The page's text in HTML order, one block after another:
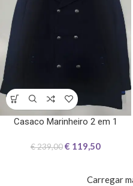
Casaco Marinheiro 2 em 1
€239,00€ 119,50
Carregar